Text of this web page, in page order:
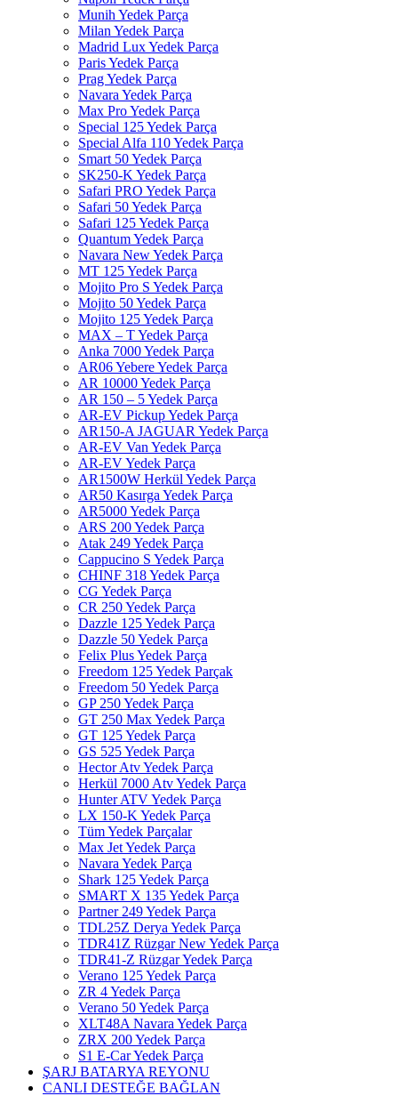
Munih Yedek Parça
Milan Yedek Parça
Madrid Lux Yedek Parça
Paris Yedek Parça
Prag Yedek Parça
Navara Yedek Parça
Max Pro Yedek Parça
Special 125 Yedek Parça
Special Alfa 110 Yedek Parça
Smart 50 Yedek Parça
SK250-K Yedek Parça
Safari PRO Yedek Parça
Safari 50 Yedek Parça
Safari 125 Yedek Parça
Quantum Yedek Parça
Navara New Yedek Parça
MT 125 Yedek Parça
Mojito Pro S Yedek Parça
Mojito 50 Yedek Parça
Mojito 125 Yedek Parça
MAX – T Yedek Parça
Anka 7000 Yedek Parça
AR06 Yebere Yedek Parça
AR 10000 Yedek Parça
AR 150 – 5 Yedek Parça
AR-EV Pickup Yedek Parça
AR150-A JAGUAR Yedek Parça
AR-EV Van Yedek Parça
AR-EV Yedek Parça
AR1500W Herkül Yedek Parça
AR50 Kasırga Yedek Parça
AR5000 Yedek Parça
ARS 200 Yedek Parça
Atak 249 Yedek Parça
Cappucino S Yedek Parça
CHINF 318 Yedek Parça
CG Yedek Parça
CR 250 Yedek Parça
Dazzle 125 Yedek Parça
Dazzle 50 Yedek Parça
Felix Plus Yedek Parça
Freedom 125 Yedek Parçak
Freedom 50 Yedek Parça
GP 250 Yedek Parça
GT 250 Max Yedek Parça
GT 125 Yedek Parça
GS 525 Yedek Parça
Hector Atv Yedek Parça
Herkül 7000 Atv Yedek Parça
Hunter ATV Yedek Parça
LX 150-K Yedek Parça
Tüm Yedek Parçalar
Max Jet Yedek Parça
Navara Yedek Parça
Shark 125 Yedek Parça
SMART X 135 Yedek Parça
Partner 249 Yedek Parça
TDL25Z Derya Yedek Parça
TDR41Z Rüzgar New Yedek Parça
TDR41-Z Rüzgar Yedek Parça
Verano 125 Yedek Parça
ZR 4 Yedek Parça
Verano 50 Yedek Parça
XLT48A Navara Yedek Parça
ZRX 200 Yedek Parça
S1 E-Car Yedek Parça
ŞARJ BATARYA REYONU
CANLI DESTEĞE BAĞLAN